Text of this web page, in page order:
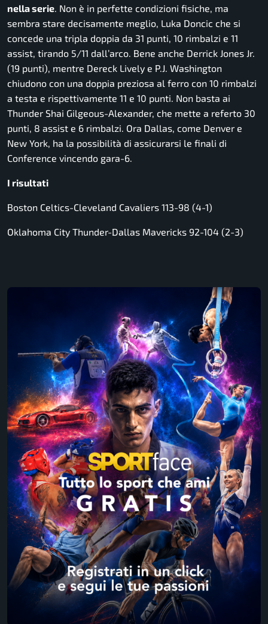
nella serie. Non è in perfette condizioni fisiche, ma
sembra stare decisamente meglio, Luka Doncic che si
concede una tripla doppia da 31 punti, 10 rimbalzi e 11
assist, tirando 5/11 dall’arco. Bene anche Derrick Jones Jr.
(19 punti), mentre Dereck Lively e P.J. Washington
chiudono con una doppia preziosa al ferro con 10 rimbalzi
a testa e rispettivamente 11 e 10 punti. Non basta ai
Thunder Shai Gilgeous-Alexander, che mette a referto 30
punti, 8 assist e 6 rimbalzi. Ora Dallas, come Denver e
New York, ha la possibilità di assicurarsi le finali di
Conference vincendo gara-6.
I risultati
Boston Celtics-Cleveland Cavaliers 113-98 (4-1)
Oklahoma City Thunder-Dallas Mavericks 92-104 (2-3)